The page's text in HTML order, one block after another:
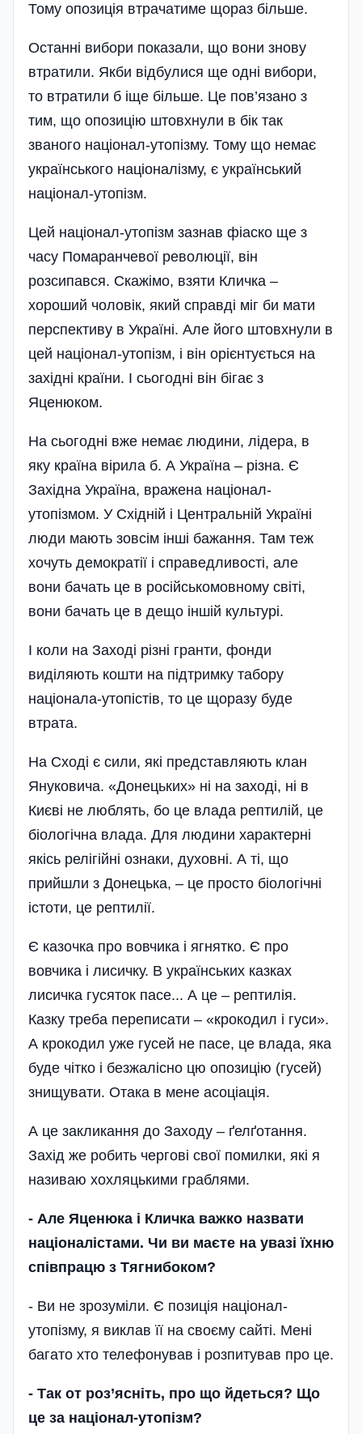
Тому опозиція втрачатиме щораз більше.
Останні вибори показали, що вони знову
втратили. Якби відбулися ще одні вибори,
то втратили б іще більше. Це пов’язано з
тим, що опозицію штовхнули в бік так
званого націонал-утопізму. Тому що немає
українського націоналізму, є український
націонал-утопізм.
Цей націонал-утопізм зазнав фіаско ще з
часу Помаранчевої революції, він
розсипався. Скажімо, взяти Кличка –
хороший чоловік, який справді міг би мати
перспективу в Україні. Але його штовхнули в
цей націонал-утопізм, і він орієнтується на
західні країни. І сьогодні він бігає з
Яценюком.
На сьогодні вже немає людини, лiдера, в
яку країна вірила б. А Україна – різна. Є
Західна Україна, вражена націонал-
утопізмом. У Східній і Центральній Україні
люди мають зовсім інші бажання. Там теж
хочуть демократії і справедливості, але
вони бачать це в російськомовному світі,
вони бачать це в дещо іншій культурі.
І коли на Заході різні гранти, фонди
виділяють кошти на підтримку табору
націонала-утопістів, то це щоразу буде
втрата.
На Сході є сили, які представляють клан
Януковича. «Донецьких» ні на заході, ні в
Києві не люблять, бо це влада рептилій, це
біологічна влада. Для людини характерні
якісь релігійні ознаки, духовні. А ті, що
прийшли з Донецька, – це просто біологічні
істоти, це рептилії.
Є казочка про вовчика і ягнятко. Є про
вовчика і лисичку. В українських казках
лисичка гусяток пасе... А це – рептилія.
Казку треба переписати – «крокодил і гуси».
А крокодил уже гусей не пасе, це влада, яка
буде чітко і безжалісно цю опозицію (гусей)
знищувати. Отака в мене асоціація.
А це закликання до Заходу – ґелґотання.
Захід же робить чергові свої помилки, які я
називаю хохляцькими граблями.
- Але Яценюка і Кличка важко назвати
націоналістами. Чи ви маєте на увазі їхню
співпрацю з Тягнибоком?
- Ви не зрозуміли. Є позиція націонал-
утопізму, я виклав її на своєму сайті. Мені
багато хто телефонував і розпитував про це.
- Так от роз’ясніть, про що йдеться? Що
це за націонал-утопізм?